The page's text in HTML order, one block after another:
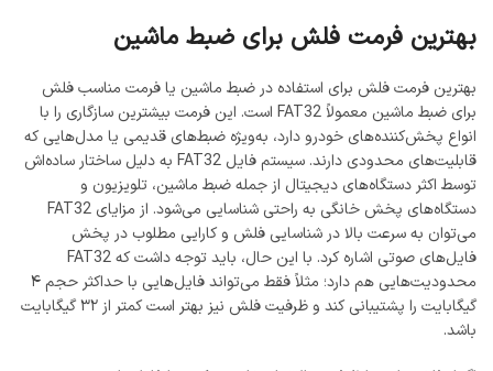
بهترین فرمت فلش برای ضبط ماشین
بهترین فرمت فلش برای استفاده در ضبط ماشین یا فرمت مناسب فلش
برای ضبط ماشین معمولاً FAT32 است. این فرمت بیشترین سازگاری را با
انواع پخش‌کننده‌های خودرو دارد، به‌ویژه ضبط‌های قدیمی یا مدل‌هایی که
قابلیت‌های محدودی دارند. سیستم فایل FAT32 به دلیل ساختار ساده‌اش
توسط اکثر دستگاه‌های دیجیتال از جمله ضبط ماشین، تلویزیون و
دستگاه‌های پخش خانگی به راحتی شناسایی می‌شود. از مزایای FAT32
می‌توان به سرعت بالا در شناسایی فلش و کارایی مطلوب در پخش
فایل‌های صوتی اشاره کرد. با این حال، باید توجه داشت که FAT32
محدودیت‌هایی هم دارد؛ مثلاً فقط می‌تواند فایل‌هایی با حداکثر حجم ۴
گیگابایت را پشتیبانی کند و ظرفیت فلش نیز بهتر است کمتر از ۳۲ گیگابایت
باشد.